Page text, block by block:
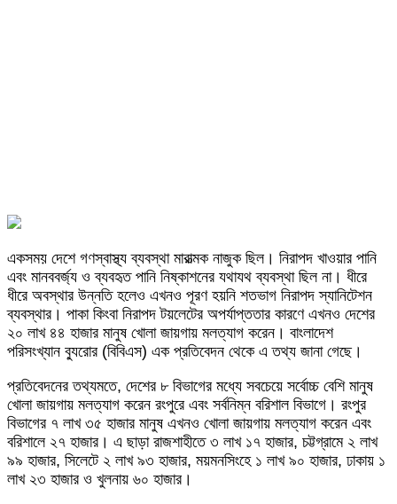
একসময় দেশে গণস্বাস্থ্য ব্যবস্থা মারাত্মক নাজুক ছিল। নিরাপদ খাওয়ার পানি
এবং মানববর্জ্য ও ব্যবহৃত পানি নিষ্কাশনের যথাযথ ব্যবস্থা ছিল না। ধীরে
ধীরে অবস্থার উন্নতি হলেও এখনও পূরণ হয়নি শতভাগ নিরাপদ স্যানিটেশন
ব্যবস্থার। পাকা কিংবা নিরাপদ টয়লেটের অপর্যাপ্ততার কারণে এখনও দেশের
২০ লাখ ৪৪ হাজার মানুষ খোলা জায়গায় মলত্যাগ করেন। বাংলাদেশ
পরিসংখ্যান ব্যুরোর (বিবিএস) এক প্রতিবেদন থেকে এ তথ্য জানা গেছে।
প্রতিবেদনের তথ্যমতে, দেশের ৮ বিভাগের মধ্যে সবচেয়ে সর্বোচ্চ বেশি মানুষ
খোলা জায়গায় মলত্যাগ করেন রংপুরে এবং সর্বনিম্ন বরিশাল বিভাগে। রংপুর
বিভাগের ৭ লাখ ৩৫ হাজার মানুষ এখনও খোলা জায়গায় মলত্যাগ করেন এবং
বরিশালে ২৭ হাজার। এ ছাড়া রাজশাহীতে ৩ লাখ ১৭ হাজার, চট্টগ্রামে ২ লাখ
৯৯ হাজার, সিলেটে ২ লাখ ৯৩ হাজার, ময়মনসিংহে ১ লাখ ৯০ হাজার, ঢাকায় ১
লাখ ২৩ হাজার ও খুলনায় ৬০ হাজার।